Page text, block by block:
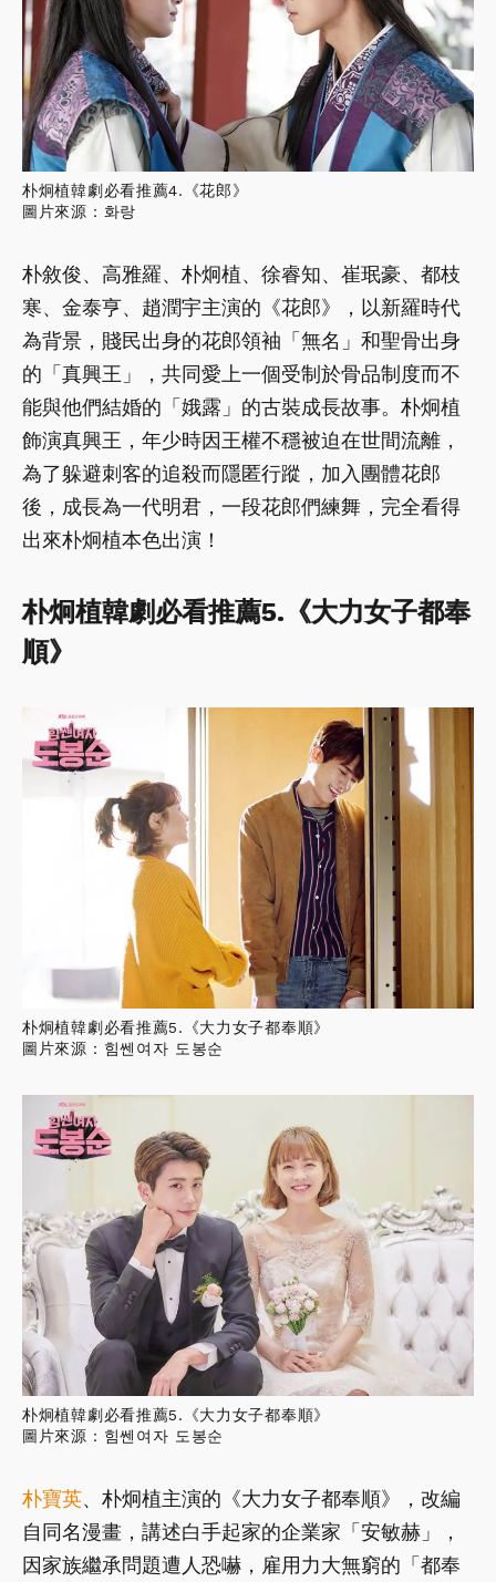
朴炯植韓劇必看推薦4.《花郎》
圖片來源：화랑
朴敘俊、高雅羅、朴炯植、徐睿知、崔珉豪、都枝
寒、金泰亨、趙潤宇主演的《花郎》，以新羅時代
為背景，賤民出身的花郎領袖「無名」和聖骨出身
的「真興王」，共同愛上一個受制於骨品制度而不
能與他們結婚的「娥露」的古裝成長故事。朴炯植
飾演真興王，年少時因王權不穩被迫在世間流離，
為了躲避刺客的追殺而隱匿行蹤，加入團體花郎
後，成長為一代明君，一段花郎們練舞，完全看得
出來朴炯植本色出演！
朴炯植韓劇必看推薦5.《大力女子都奉
順》
朴炯植韓劇必看推薦5.《大力女子都奉順》
圖片來源：힘쎈여자 도봉순
朴炯植韓劇必看推薦5.《大力女子都奉順》
圖片來源：힘쎈여자 도봉순
朴寶英、朴炯植主演的《大力女子都奉順》，改編
自同名漫畫，講述白手起家的企業家「安敏赫」，
因家族繼承問題遭人恐嚇，雇用力大無窮的「都奉